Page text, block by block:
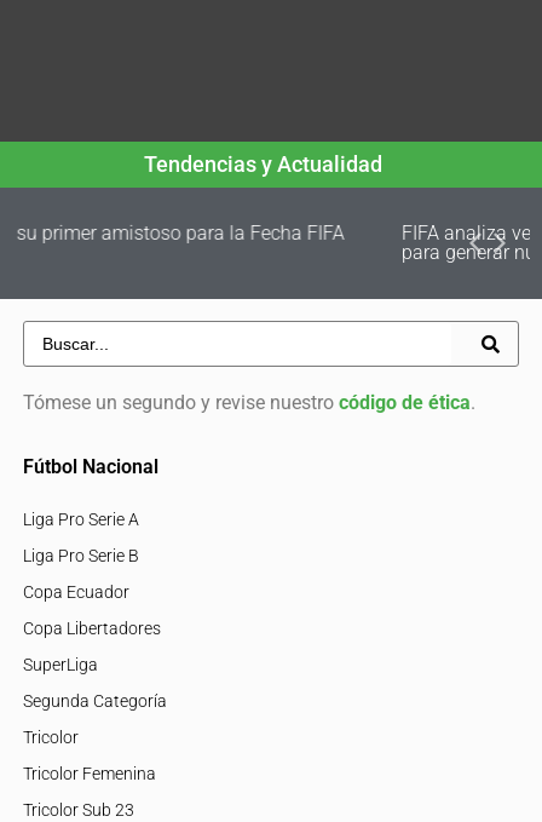
Tendencias y Actualidad
FIFA analiza vender parte de su negocio comercial
Tómese un segundo y revise nuestro código de ética.
Fútbol Nacional
Liga Pro Serie A
Liga Pro Serie B
Copa Ecuador
Copa Libertadores
SuperLiga
Segunda Categoría
Tricolor
Tricolor Femenina
Tricolor Sub 23